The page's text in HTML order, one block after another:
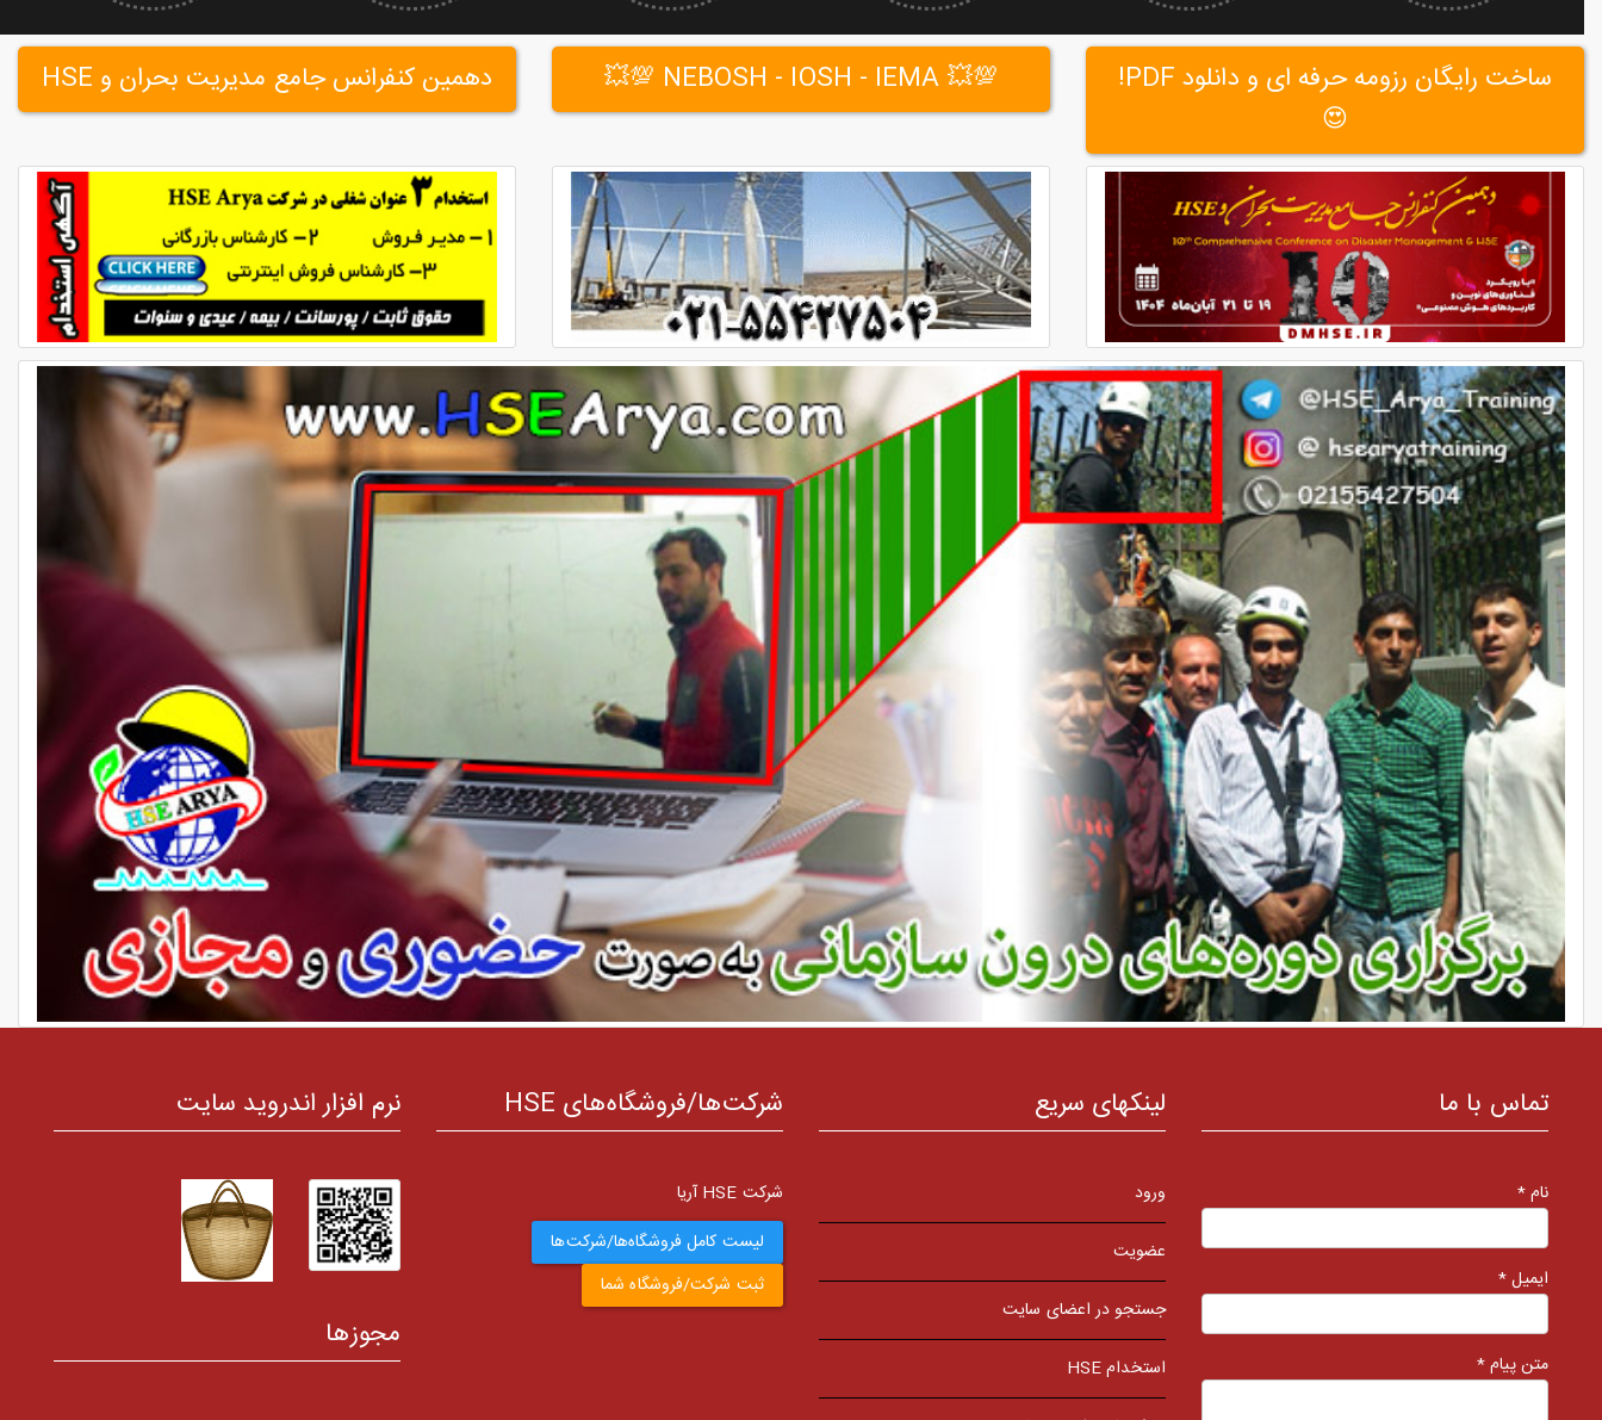
ساخت رایگان رزومه حرفه ای و دانلود PDF!
😍
💯💥 NEBOSH - IOSH - IEMA 💯💥 دهمین کنفرانس جامع مدیریت بحران و HSE
تماس با ما
نام *
ایمیل *
متن پیام *
لینکهای سریع
ورود
عضویت
جستجو در اعضای سایت
استخدام HSE
شرکت‌ها/فروشگاه‌های HSE
شرکت HSE آریا
لیست کامل فروشگاه‌ها/شرکت‌ها
ثبت شرکت/فروشگاه شما
نرم افزار اندروید سایت
مجوزها